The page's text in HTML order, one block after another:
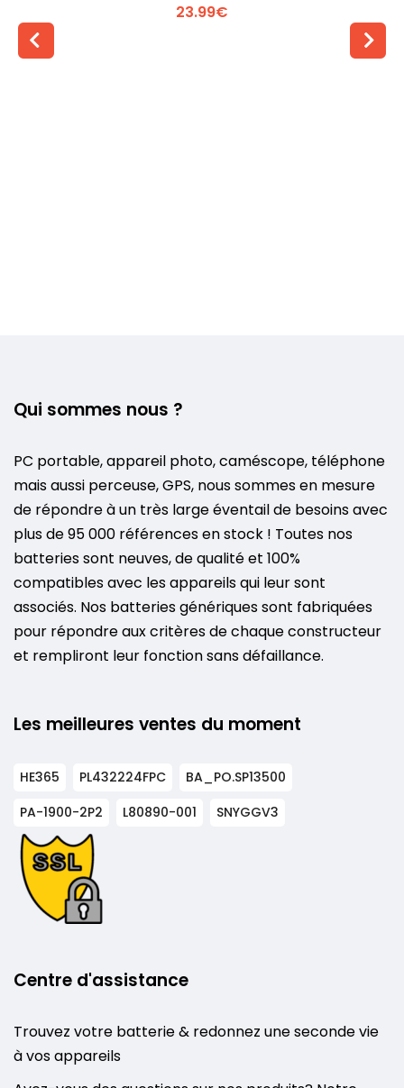
23.99€
Qui sommes nous ?
PC portable, appareil photo, caméscope, téléphone
mais aussi perceuse, GPS, nous sommes en mesure
de répondre à un très large éventail de besoins avec
plus de 95 000 références en stock ! Toutes nos
batteries sont neuves, de qualité et 100%
compatibles avec les appareils qui leur sont
associés. Nos batteries génériques sont fabriquées
pour répondre aux critères de chaque constructeur
et rempliront leur fonction sans défaillance.
Les meilleures ventes du moment
HE365 PL432224FPC
BA_PO.SP13500
PA-1900-2P2
L80890-001 SNYGGV3
Centre d'assistance
Trouvez votre batterie & redonnez une seconde vie
à vos appareils